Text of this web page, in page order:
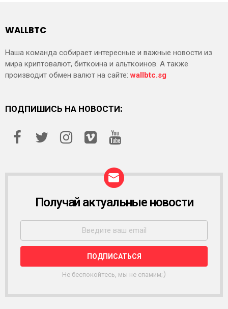
WALLBTC
Наша команда собирает интересные и важные новости из
мира криптовалют, биткоина и альткоинов. А также
производит обмен валют на сайте:wallbtc.sg
ПОДПИШИСЬ НА НОВОСТИ:
С
Ы
К
Получай актуальные новости
Не беспокойтесь, мы не спамим;)